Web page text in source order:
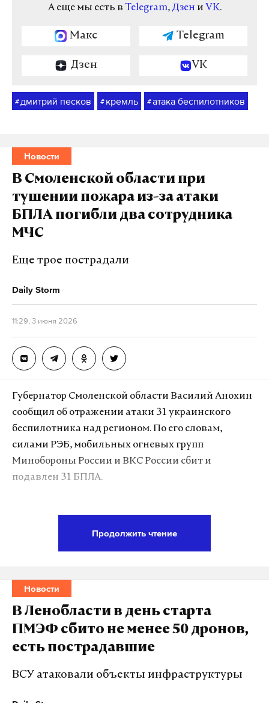
А еще мы есть в Telegram, Дзен и VK.
Макс Telegram
Дзен VK
# дмитрий песков # кремль #атака беспилотников
Новости
В Смоленской области при
тушении пожара из-за атаки
БПЛА погибли два сотрудника
МЧС
Еще трое пострадали
Daily Storm
11:29, 3 июня 2026
Губернатор Смоленской области Василий Анохин
сообщил об отражении атаки 31 украинского
беспилотника над регионом. По его словам,
силами РЭБ, мобильных огневых групп
Минобороны России и ВКС России сбит и
подавлен 31 БПЛА.
Губернатор указал, что родственникам погибших
будет оказана вся необходимая помощь.
Ранее сообщалось о сбитых дронах в Ленобласти.
По данным губернатора Александра Дрозденко, в
регионе было перехвачено порядка 50 БПЛА.
Продолжить чтение
Новости
В Ленобласти в день старта
ПМЭФ сбито не менее 50 дронов,
есть пострадавшие
ВСУ атаковали объекты инфраструктуры